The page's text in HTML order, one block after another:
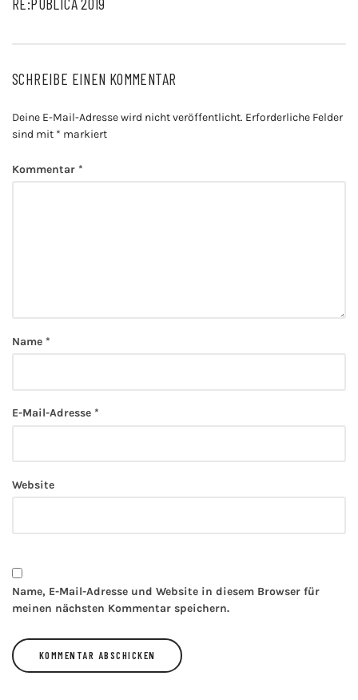
SCHREIBE EINEN KOMMENTAR
Deine E-Mail-Adresse wird nicht veröffentlicht. Erforderliche Felder
sind mit * markiert
Kommentar *
Name *
E-Mail-Adresse *
Website
Name, E-Mail-Adresse und Website in diesem Browser für
meinen nächsten Kommentar speichern.